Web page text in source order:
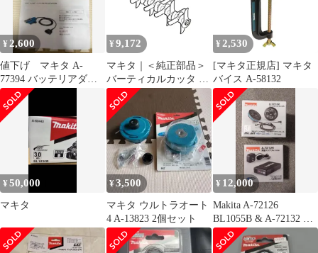
タッチメント 部品 交換
¥ 2,600
値下げ マキタ A-
77394 バッテリアダプ
タ 1.6m
¥ 9,172
マキタ｜＜純正部品＞
バーティカルカッタ A-
76249
¥ 2,530
[マキタ正規店] マキタ
バイス A-58132
¥50,000
マキタ
¥3,500
マキタ ウルトラオート
4 A-13823 2個セット
¥ 12,000
Makita A-72126
BL1055B & A-72132 セ
ット